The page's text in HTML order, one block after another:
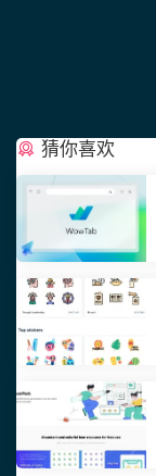
猜你喜欢